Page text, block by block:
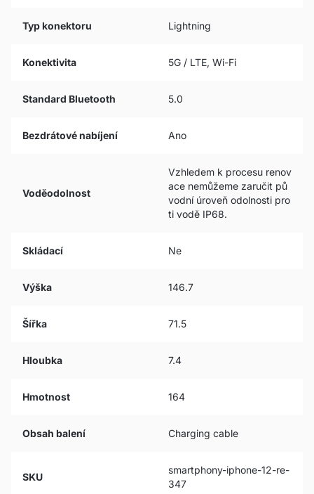
Typ konektoru Lightning
Konektivita 5G / LTE, Wi-Fi
Standard Bluetooth 5.0
Bezdrátové nabíjení Ano
Voděodolnost
Vzhledem k procesu renov
ace nemůžeme zaručit pů
vodní úroveň odolnosti pro
ti vodě IP68.
Skládací Ne
Výška 146.7
Šířka 71.5
Hloubka 7.4
Hmotnost 164
Obsah balení Charging cable
SKU
smartphony-iphone-12-re-
347